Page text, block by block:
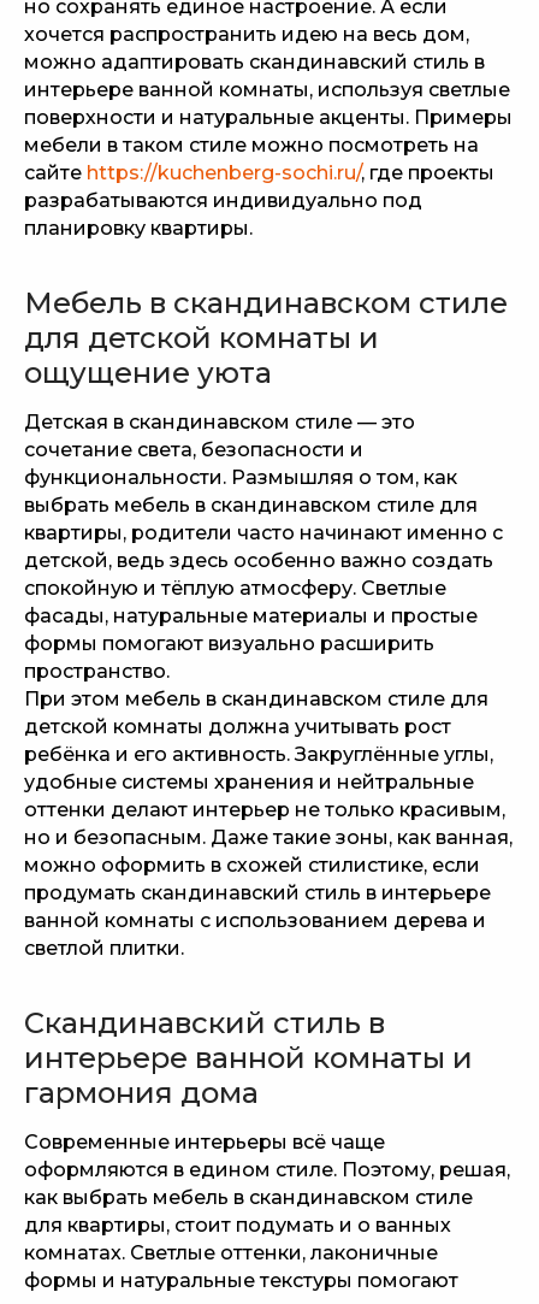
но сохранять единое настроение. А если
хочется распространить идею на весь дом,
можно адаптировать скандинавский стиль в
интерьере ванной комнаты, используя светлые
поверхности и натуральные акценты. Примеры
мебели в таком стиле можно посмотреть на
сайте https://kuchenberg-sochi.ru/, где проекты
разрабатываются индивидуально под
планировку квартиры.
Мебель в скандинавском стиле
для детской комнаты и
ощущение уюта
Детская в скандинавском стиле — это
сочетание света, безопасности и
функциональности. Размышляя о том, как
выбрать мебель в скандинавском стиле для
квартиры, родители часто начинают именно с
детской, ведь здесь особенно важно создать
спокойную и тёплую атмосферу. Светлые
фасады, натуральные материалы и простые
формы помогают визуально расширить
пространство.
При этом мебель в скандинавском стиле для
детской комнаты должна учитывать рост
ребёнка и его активность. Закруглённые углы,
удобные системы хранения и нейтральные
оттенки делают интерьер не только красивым,
но и безопасным. Даже такие зоны, как ванная,
можно оформить в схожей стилистике, если
продумать скандинавский стиль в интерьере
ванной комнаты с использованием дерева и
светлой плитки.
Скандинавский стиль в
интерьере ванной комнаты и
гармония дома
Современные интерьеры всё чаще
оформляются в едином стиле. Поэтому, решая,
как выбрать мебель в скандинавском стиле
для квартиры, стоит подумать и о ванных
комнатах. Светлые оттенки, лаконичные
формы и натуральные текстуры помогают